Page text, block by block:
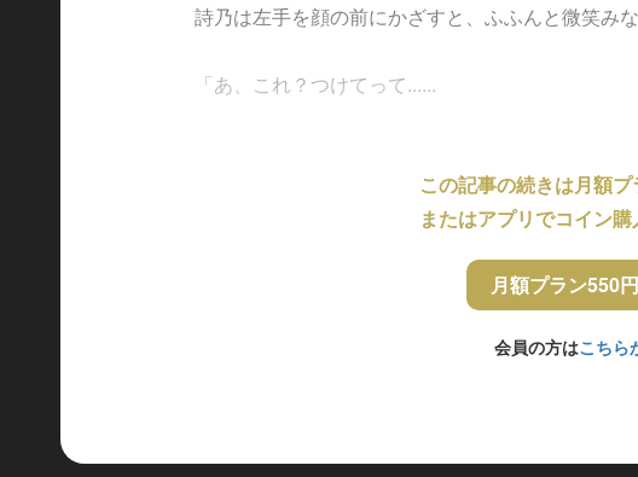
詩乃は左手を顔の前にかざすと、ふふんと微笑みな
「あ、これ？つけてって......
この記事の続きは月額プ
またはアプリでコイン
月額プラン550
会員の方はこちら